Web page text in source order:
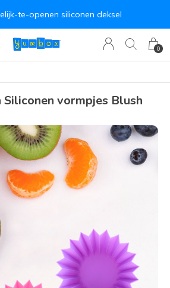
0
te-openen siliconen deksel
Siliconen vormpjes Blush